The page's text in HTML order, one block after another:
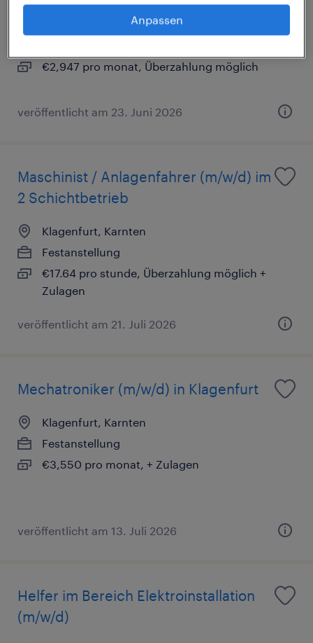
€2,947 pro monat, Überzahlung möglich
veröffentlicht am 23. Juni 2026
Maschinist / Anlagenfahrer (m/w/d) im
2 Schichtbetrieb
Klagenfurt, Karnten
Festanstellung
€17.64 pro stunde, Überzahlung möglich +
Zulagen
veröffentlicht am 21. Juli 2026
Mechatroniker (m/w/d) in Klagenfurt
Klagenfurt, Karnten
Festanstellung
€3,550 pro monat, + Zulagen
veröffentlicht am 13. Juli 2026
Helfer im Bereich Elektroinstallation
(m/w/d)
Anpassen